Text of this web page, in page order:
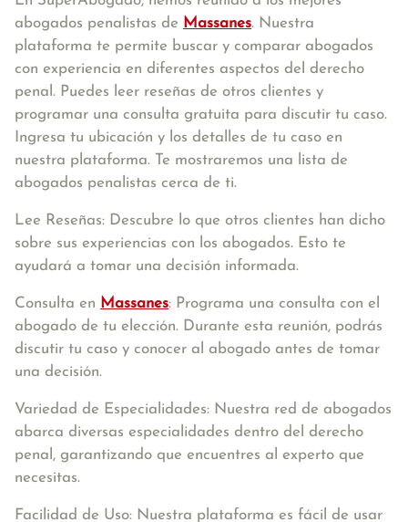
abogados penalistas de Massanes. Nuestra
plataforma te permite buscar y comparar abogados
con experiencia en diferentes aspectos del derecho
penal. Puedes leer reseñas de otros clientes y
programar una consulta gratuita para discutir tu caso.
Ingresa tu ubicación y los detalles de tu caso en
nuestra plataforma. Te mostraremos una lista de
abogados penalistas cerca de ti.
Lee Reseñas: Descubre lo que otros clientes han dicho
sobre sus experiencias con los abogados. Esto te
ayudará a tomar una decisión informada.
Consulta en Massanes: Programa una consulta con el
abogado de tu elección. Durante esta reunión, podrás
discutir tu caso y conocer al abogado antes de tomar
una decisión.
Variedad de Especialidades: Nuestra red de abogados
abarca diversas especialidades dentro del derecho
penal, garantizando que encuentres al experto que
necesitas.
Facilidad de Uso: Nuestra plataforma es fácil de usar